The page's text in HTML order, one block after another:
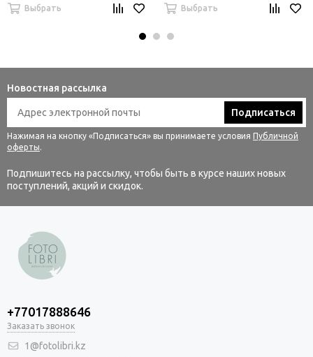
Выбрать Выбрать
Новостная рассылка
Подписаться
Нажимая на кнопку «Подписаться» вы принимаете условия Публичной
оферты.
Подпишитесь на рассылку, чтобы быть в курсе наших новых
поступлений, акций и скидок.
+77017888646
Заказать звонок
1@fotolibri.kz